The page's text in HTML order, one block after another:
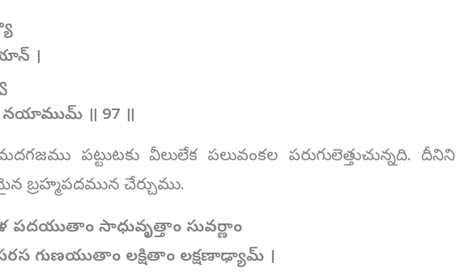
।
నయాముమ్ ॥ 97 ॥
పట్టుటకు వీలులేక పలువంకల పరుగులెత్తుచున్నది. దీనిని
బ్రహ్మపదమున చేర్చుము.
పదయుతాం సాధువృత్తాం సువర్ణాం
గుణయుతాం లక్షితాం లక్షణాఢ్యామ్ ।